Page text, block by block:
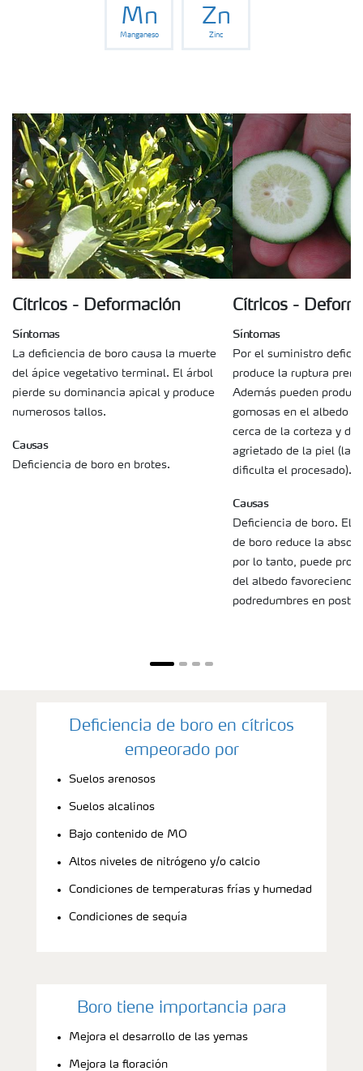
Mn
Manganeso
Zn
Zinc
Cítricos - Deformación
Síntomas
La deficiencia de boro causa la muerte
del ápice vegetativo terminal. El árbol
pierde su dominancia apical y produce
numerosos tallos.
Causas
Deficiencia de boro en brotes.
Cítricos -
Síntomas
Por el suministro
produce la ruptura
Además pueden
gomosas en el albedo y
cerca de la corteza y
agrietado de la piel (la
dificulta el procesado).
Causas
Deficiencia de boro. El
de boro reduce la
por lo tanto, puede
del albedo favoreciendo
podredumbres en post
Deficiencia de boro en cítricos
empeorado por
Suelos arenosos
Suelos alcalinos
Bajo contenido de MO
Altos niveles de nitrógeno y/o calcio
Condiciones de temperaturas frías y humedad
Condiciones de sequía
Boro tiene importancia para
Mejora el desarrollo de las yemas
Mejora la floración